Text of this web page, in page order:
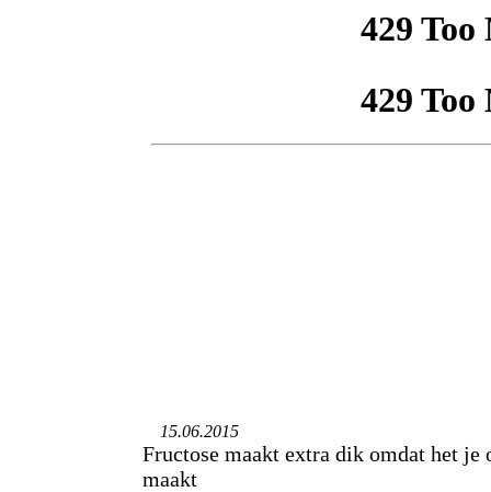
15.06.2015
Fructose maakt extra dik omdat het je
maakt